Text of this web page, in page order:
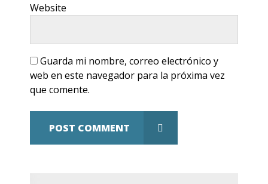
Website
Guarda mi nombre, correo electrónico y
web en este navegador para la próxima vez
que comente.
POST COMMENT